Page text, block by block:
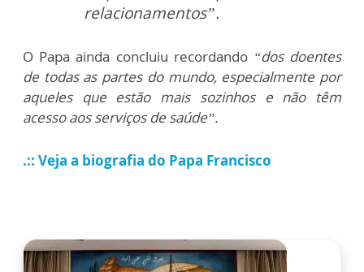
relacionamentos”.
O Papa ainda concluiu recordando“dos doentes
de todas as partes do mundo, especialmente por
aqueles que estão mais sozinhos e não têm
acesso aos serviços de saúde”.
.:: Veja a biografia do Papa Francisco